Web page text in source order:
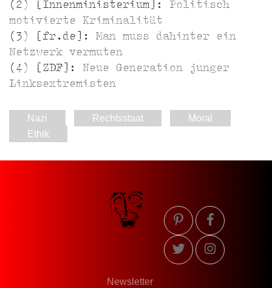
(2) [Innenministerium]: Politisch
motivierte Kriminalität
(3) [fr.de]: Man muss dahinter ein
Netzwerk vermuten
(4) [ZDF]: Neue Generation junger
Linksextremisten
Nazi Rechtsstaat
Moral
Ethik
Newsletter